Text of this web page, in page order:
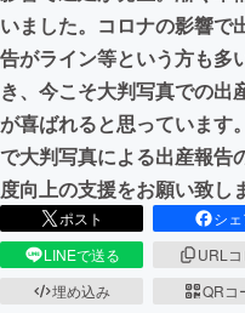
いました。コロナの影響で
告がライン等という方も多
き、今こそ大判写真での出
が喜ばれると思っています
で大判写真による出産報告
度向上の支援をお願い致し
ポスト
シ
LINEで送る
URL
埋め込み
QRコ